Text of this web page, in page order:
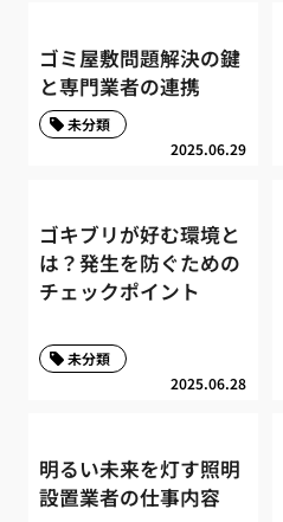
ゴミ屋敷問題解決の鍵
と専門業者の連携
2025.06.29
未分類
ゴキブリが好む環境と
は？発生を防ぐための
チェックポイント
2025.06.28
未分類
明るい未来を灯す照明
設置業者の仕事内容